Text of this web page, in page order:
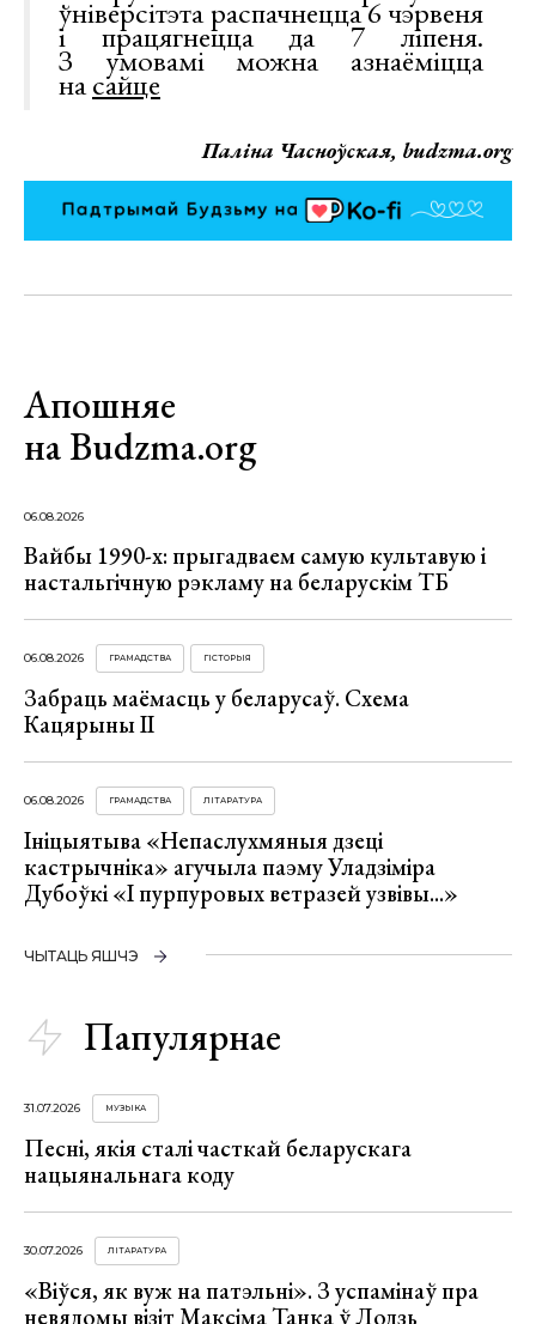
ўніверсітэта распачнецца 6 чэрвеня
і працягнецца да 7 ліпеня.
З умовамі можна азнаёміцца
насайце
Паліна Часноўская, budzma.org
Апошняе
на Budzma.org
06.08.2026
Вайбы 1990-х: прыгадваем самую культавую і
настальгічную рэкламу на беларускім ТБ
06.08.2026 ГРАМАДСТВА ГІСТОРЫЯ
Забраць маёмасць у беларусаў. Схема
Кацярыны ІІ
06.08.2026 ГРАМАДСТВА ЛІТАРАТУРА
Ініцыятыва «Непаслухмяныя дзеці
кастрычніка» агучыла паэму Уладзіміра
Дубоўкі «І пурпуровых ветразей узвівы...»
ЧЫТАЦЬ ЯШЧЭ
Папулярнае
31.07.2026 МУЗЫКА
Песні, якія сталі часткай беларускага
нацыянальнага коду
30.07.2026 ЛІТАРАТУРА
«Віўся, як вуж на патэльні». З успамінаў пра
невядомы візіт Максіма Танка ў Лодзь